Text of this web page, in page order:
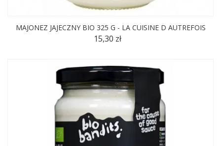
MAJONEZ JAJECZNY BIO 325 G - LA CUISINE D AUTREFOIS
15,30 zł